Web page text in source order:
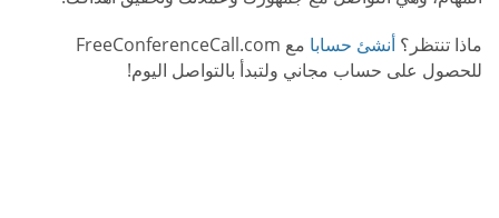
ماذا تنتظر؟ أنشئ حسابا
مع FreeConferenceCall.com
للحصول على حساب مجاني ولتبدأ بالتواصل اليوم!